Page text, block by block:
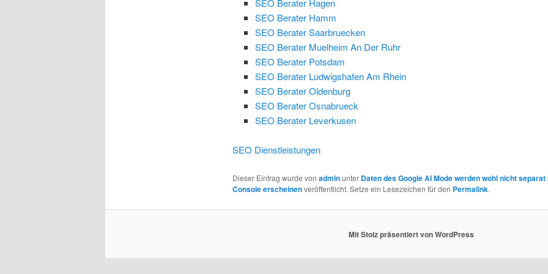
SEO Berater Hagen
SEO Berater Hamm
SEO Berater Saarbruecken
SEO Berater Muelheim An Der Ruhr
SEO Berater Potsdam
SEO Berater Ludwigshafen Am Rhein
SEO Berater Oldenburg
SEO Berater Osnabrueck
SEO Berater Leverkusen
SEO Dienstleistungen
Dieser Eintrag wurde von adminunter Daten des Google AI Mode werden wohl nicht
Console erscheinenveröffentlicht. Setze ein Lesezeichen für den Permalink.
Mit Stolz präsentiert von WordPress